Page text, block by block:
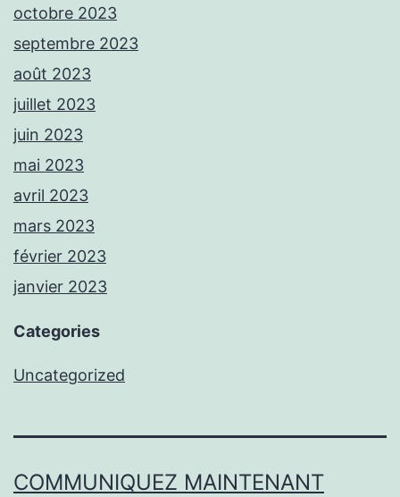
octobre 2023
septembre 2023
août 2023
juillet 2023
juin 2023
mai 2023
avril 2023
mars 2023
février 2023
janvier 2023
Categories
Uncategorized
COMMUNIQUEZ MAINTENANT